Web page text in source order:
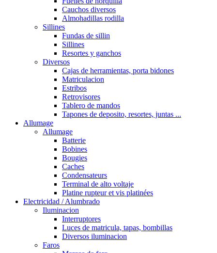
Cauchos diversos
Almohadillas rodilla
Sillines
Fundas de sillin
Sillines
Resortes y ganchos
Diversos
Cajas de herramientas, porta bidones
Matriculacion
Estribos
Retrovisores
Tablero de mandos
Tapones de deposito, resortes, juntas ...
Allumage
Allumage
Batterie
Bobines
Bougies
Caches
Condensateurs
Terminal de alto voltaje
Platine rupteur et vis platinées
Electricidad / Alumbrado
Iluminacion
Interruptores
Luces de matricula, tapas, bombillas
Diversos iluminacion
Faros